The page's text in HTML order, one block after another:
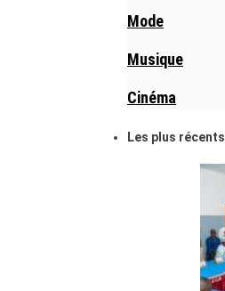
Mode
Musique
Cinéma
Les plus récents